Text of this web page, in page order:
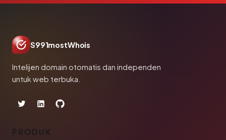
S991mostWhois
Intelijen domain otomatis dan independen
untuk web terbuka.
PRODUK